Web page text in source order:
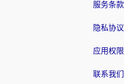
服务条款
隐私协议
应用权限
联系我们